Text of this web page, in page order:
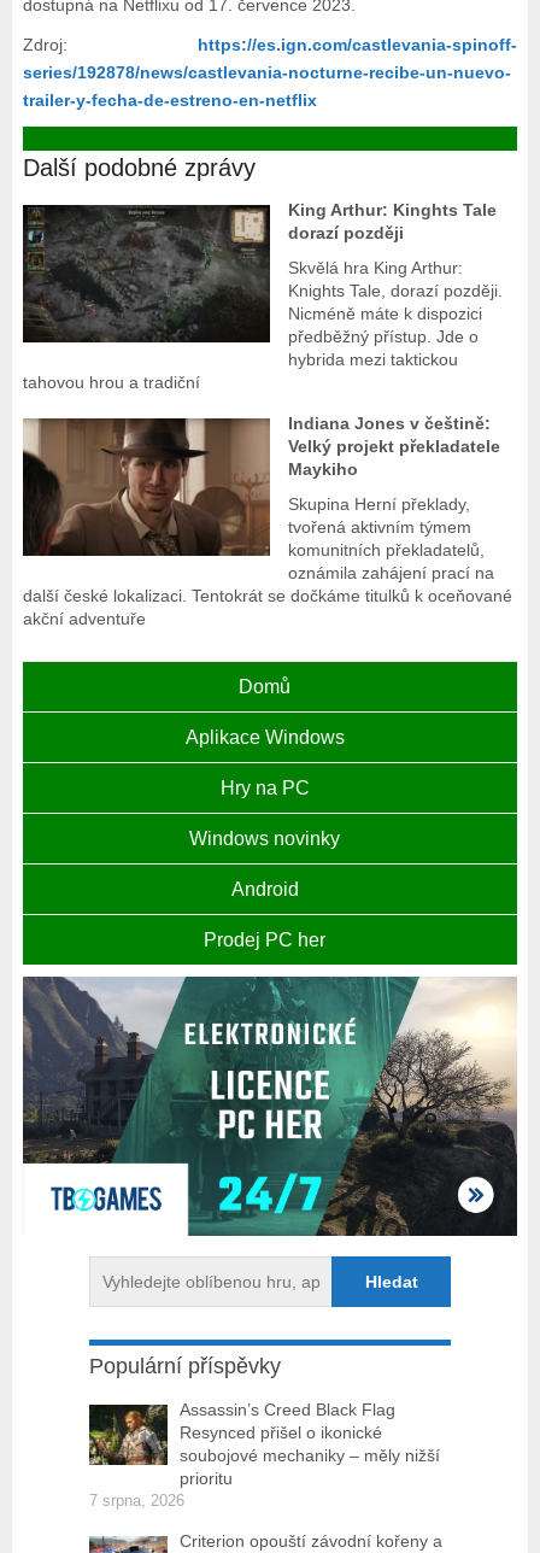
dostupná na Netflixu od 17. července 2023.
Zdroj: https://es.ign.com/castlevania-spinoff-
series/192878/news/castlevania-nocturne-recibe-un-nuevo-
trailer-y-fecha-de-estreno-en-netflix
Další podobné zprávy
King Arthur: Kinghts Tale
dorazí později
Skvělá hra King Arthur:
Knights Tale, dorazí později.
Nicméně máte k dispozici
předběžný přístup. Jde o
hybrida mezi taktickou
tahovou hrou a tradiční
Indiana Jones v češtině:
Velký projekt překladatele
Maykiho
Skupina Herní překlady,
tvořená aktivním týmem
komunitních překladatelů,
oznámila zahájení prací na
další české lokalizaci. Tentokrát se dočkáme titulků k oceňované
akční adventuře
Domů
Aplikace Windows
Hry na PC
Windows novinky
Android
Prodej PC her
Populární příspěvky
Assassin’s Creed Black Flag
Resynced přišel o ikonické
soubojové mechaniky – měly nižší
prioritu
7 srpna, 2026
Criterion opouští závodní kořeny a